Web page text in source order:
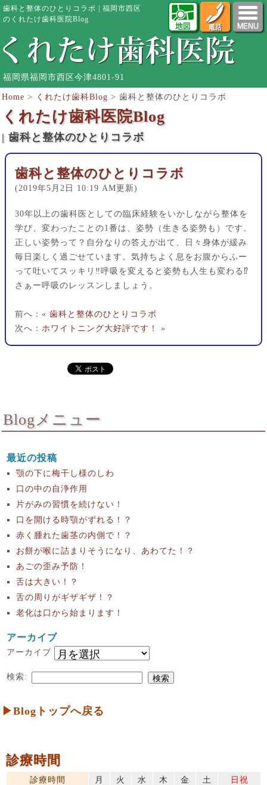
歯科と整体のひとりコラボ | 福岡市西区
のくれたけ歯科医院Blog
福岡県福岡市西区今津4801-91
Home > くれたけ歯科Blog > 歯科と整体のひとりコラボ
くれたけ歯科医院Blog
| 歯科と整体のひとりコラボ
歯科と整体のひとりコラボ
(2019年5月2日 10:19 AM更新)
30年以上の歯科医としての臨床経験をいかしながら整体を
学び、変わったことの1番は、姿勢（生きる姿勢も）です。
正しい姿勢って？自分なりの答えが出て、日々身体が緩み
毎日楽しく過ごせています。気持ちよく息をお腹からふー
って吐いてスッキリ‼︎呼吸を変えると姿勢も人生も変わる⁉︎
さぁー呼吸のレッスンしましょう。
前へ：« 歯科と整体のひとりコラボ
次へ： ホワイトニング大好評です！ »
Blogメニュー
最近の投稿
顎の下に梅干し様のしわ
口の中の自浄作用
片がみの習慣を続けない！
口を開ける時顎がずれる！？
赤く腫れた歯茎の内側で！？
お餅が喉に詰まりそうになり、あわてた！？
あごの歪み予防！
舌は大きい！？
舌の周りがギザギザ！？
老化は口から始まります！
アーカイブ
アーカイブ
検索:
▶Blogトップへ戻る
診療時間
診療時間 月 火 水 木 金 土
日祝